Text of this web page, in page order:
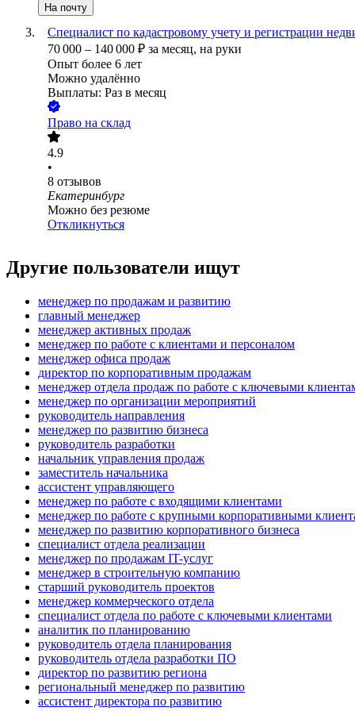
На почту
Специалист по кадастровому учету и регистрации
70 000 – 140 000 ₽ за месяц, на руки
Опыт более 6 лет
Можно удалённо
Выплаты: Раз в месяц
Право на склад
4.9
•
8 отзывов
Екатеринбург
Можно без резюме
Откликнуться
Другие пользователи ищут
менеджер по продажам и развитию
главный менеджер
менеджер активных продаж
менеджер по работе с клиентами и персоналом
менеджер офиса продаж
директор по корпоративным продажам
менеджер отдела продаж по работе с ключевыми
менеджер по организации мероприятий
руководитель направления
менеджер по развитию бизнеса
руководитель разработки
начальник управления продаж
заместитель начальника
ассистент управляющего
менеджер по работе с входящими клиентами
менеджер по работе с крупными корпоративными
менеджер по развитию корпоративного бизнеса
специалист отдела реализации
менеджер по продажам IT-услуг
менеджер в строительную компанию
старший руководитель проектов
менеджер коммерческого отдела
специалист отдела по работе с ключевыми клиентами
аналитик по планированию
руководитель отдела планирования
руководитель отдела разработки ПО
директор по развитию региона
региональный менеджер по развитию
ассистент директора по развитию